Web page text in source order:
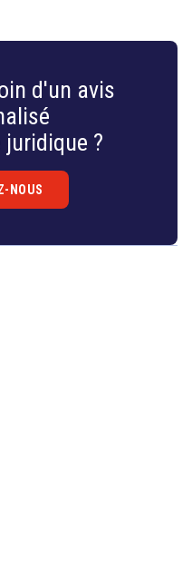
d'un avis
?
NOUS